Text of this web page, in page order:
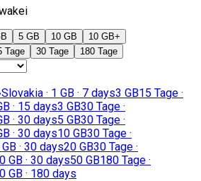
5 GB 10 GB 10 GB+
Tage 30 Tage 180 Tage
Slovakia · 1 GB · 7 days3 GB15 Tage ·
· 15 days3 GB30 Tage ·
· 30 days5 GB30 Tage ·
· 30 days10 GB30 Tage ·
· 30 days20 GB30 Tage ·
GB · 30 days50 GB180 Tage ·
GB · 180 days